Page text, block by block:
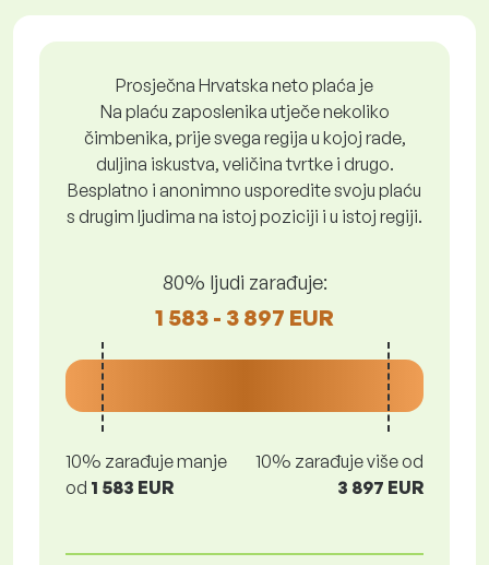
Prosječna Hrvatska neto plaća je
Na plaću zaposlenika utječe nekoliko
čimbenika, prije svega regija u kojoj rade,
duljina iskustva, veličina tvrtke i drugo.
Besplatno i anonimno usporedite svoju plaću
s drugim ljudima na istoj poziciji i u istoj regiji.
80% ljudi zarađuje:
1 583 - 3 897 EUR
10% zarađuje manje
od 1 583 EUR
10% zarađuje više od
3 897 EUR